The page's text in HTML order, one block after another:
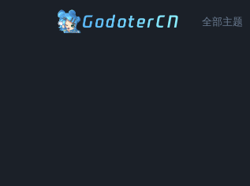
全部主题